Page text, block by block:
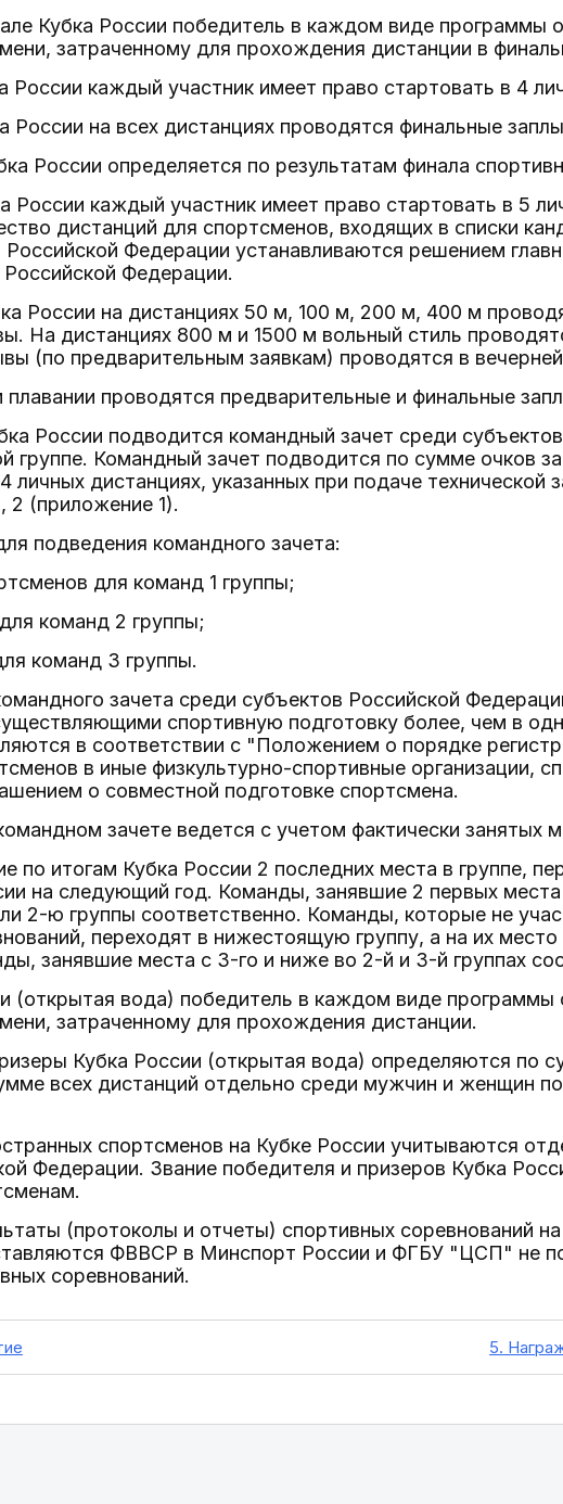
Кубка России победитель в каждом виде программы
затраченному для прохождения дистанции в
России каждый участник имеет право стартовать в 4
России на всех дистанциях проводятся финальные
России определяется по результатам финала
России каждый участник имеет право стартовать в 5
дистанций для спортсменов, входящих в списки
Федерации устанавливаются решением
Федерации.
России на дистанциях 50 м, 100 м, 200 м, 400 м
На дистанциях 800 м и 1500 м вольный стиль
(по предварительным заявкам) проводятся в
проводятся предварительные и финальные
России подводится командный зачет среди
группе. Командный зачет подводится по сумме очков
личных дистанциях, указанных при подаче технической
2 (приложение 1).
подведения командного зачета:
для команд 1 группы;
команд 2 группы;
команд 3 группы.
зачета среди субъектов Российской
спортивную подготовку более, чем в
в соответствии с "Положением о порядке
в иные физкультурно-спортивные организации,
о совместной подготовке спортсмена.
зачете ведется с учетом фактически занятых
по итогам Кубка России 2 последних места в группе,
на следующий год. Команды, занявшие 2 первых
2-ю группы соответственно. Команды, которые не
переходят в нижестоящую группу, а на их
занявшие места с 3-го и ниже во 2-й и 3-й группах
(открытая вода) победитель в каждом виде программы
затраченному для прохождения дистанции.
Кубка России (открытая вода) определяются по
всех дистанций отдельно среди мужчин и женщин по
спортсменов на Кубке России учитываются
Федерации. Звание победителя и призеров Кубка
(протоколы и отчеты) спортивных соревнований
ФВВСР в Минспорт России и ФГБУ "ЦСП" не
соревнований.
5.